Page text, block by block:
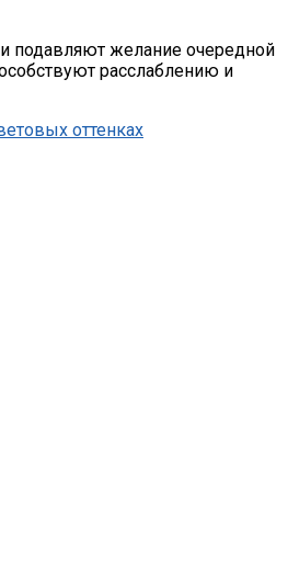
подавляют желание очередной
расслаблению и